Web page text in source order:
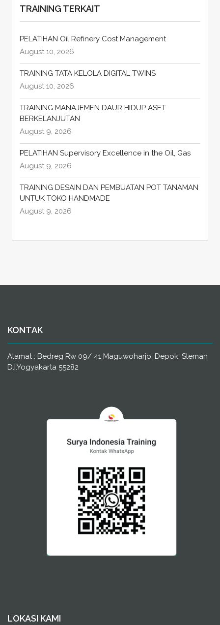
TRAINING TERKAIT
PELATIHAN Oil Refinery Cost Management
August 10, 2026
TRAINING TATA KELOLA DIGITAL TWINS
August 10, 2026
TRAINING MANAJEMEN DAUR HIDUP ASET
BERKELANJUTAN
August 9, 2026
PELATIHAN Supervisory Excellence in the Oil, Gas
August 9, 2026
TRAINING DESAIN DAN PEMBUATAN POT TANAMAN
UNTUK TOKO HANDMADE
August 9, 2026
KONTAK
Alamat : Bedreg Rw 09/ 41 Maguwoharjo, Depok, Sleman
D.I.Yogyakarta 55282
LOKASI KAMI